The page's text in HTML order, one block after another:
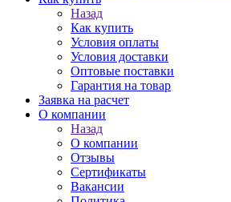
Назад
Как купить
Условия оплаты
Условия доставки
Оптовые поставки
Гарантия на товар
Заявка на расчет
О компании
Назад
О компании
Отзывы
Сертификаты
Вакансии